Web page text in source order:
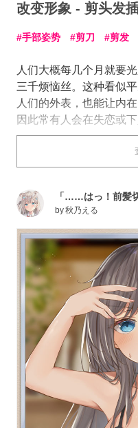
改变形象 - 剪头发
手部姿势 剪刀 剪发
人们大概每几个月就要
三千烦恼丝。这种看似
人们的外表，也能让内
因此常有人会在失恋或
剪短，或是彻头彻尾地
今天为大家带来剪头发
「……はっ！前髪
by秋乃える